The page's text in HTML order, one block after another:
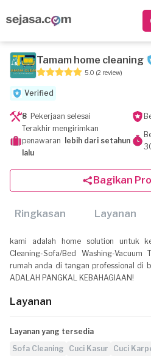
Tamam home cleaning
5.0 (2 review)
Verified
8 Pekerjaan selesai
Terakhir mengirimkan
penawaran
lebih dari setahun
lalu
Bagikan
Ringkasan Layanan
kami adalah home solution untuk
Cleaning-Sofa/Bed Washing-Vacuum
rumah anda di tangan professional di
ADALAH PANGKAL KEBAHAGIAAN!
Layanan
Layanan yang tersedia
Sofa Cleaning
Cuci Kasur Cuci